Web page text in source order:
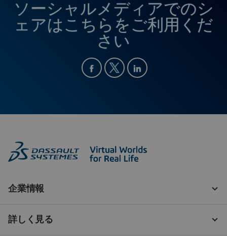
ソーシャルメディアでのシ
ェアはこちらをご利用くだ
さい